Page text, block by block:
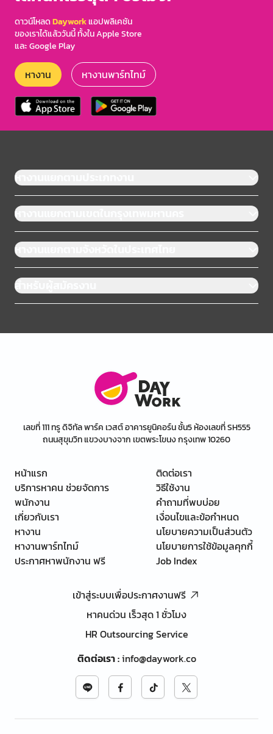
ดาวน์โหลดDayworkแอปพลิเคชัน
ของเราได้แล้ววันนี้ ทั้งใน Apple Store
และ Google Play
หางาน หางานพาร์ทไทม์
หางานแยกตามประเภทงาน
หางานแยกตามเขตในกรุงเทพมหานคร
หางานแยกตามจังหวัดในประเทศไทย
สำหรับผู้สมัครงาน
เลขที่ 111 ทรู ดิจิทัล พาร์ค เวสต์ อาคารยูนิคอร์น ชั้น5 ห้องเลขที่ SH555
ถนนสุขุมวิท แขวงบางจาก เขตพระโขนง กรุงเทพ 10260
หน้าแรก
บริการหาคน ช่วยจัดการ
พนักงาน
เกี่ยวกับเรา
หางาน
หางานพาร์ทไทม์
ประกาศหาพนักงาน ฟรี
ติดต่อเรา
วิธีใช้งาน
คำถามที่พบบ่อย
เงื่อนไขและข้อกำหนด
นโยบายความเป็นส่วนตัว
นโยบายการใช้ข้อมูลคุกกี้
Job Index
เข้าสู่ระบบเพื่อประกาศงานฟรี
หาคนด่วน เร็วสุด 1 ชั่วโมง
HR Outsourcing Service
ติดต่อเรา:info@daywork.co